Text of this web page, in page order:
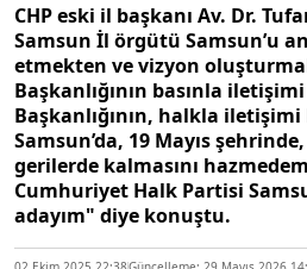
CHP eski il başkanı Av. Dr.
Samsun İl örgütü Samsun’u
etmekten ve vizyon
Başkanlığının basınla
Başkanlığının, halkla
Samsun’da, 19 Mayıs
gerilerde kalmasını
Cumhuriyet Halk Partisi
adayım" diye konuştu.